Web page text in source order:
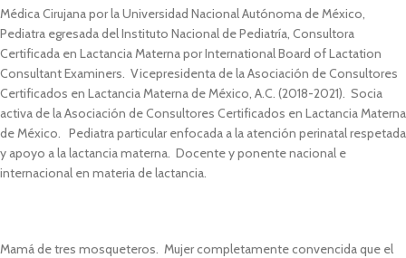
Médica Cirujana por la Universidad Nacional Autónoma de México,
Pediatra egresada del Instituto Nacional de Pediatría, Consultora
Certificada en Lactancia Materna por International Board of Lactation
Consultant Examiners. Vicepresidenta de la Asociación de Consultores
Certificados en Lactancia Materna de México, A.C. (2018-2021). Socia
activa de la Asociación de Consultores Certificados en Lactancia Materna
de México. Pediatra particular enfocada a la atención perinatal respetada
y apoyo a la lactancia materna. Docente y ponente nacional e
internacional en materia de lactancia.
Mamá de tres mosqueteros. Mujer completamente convencida que el